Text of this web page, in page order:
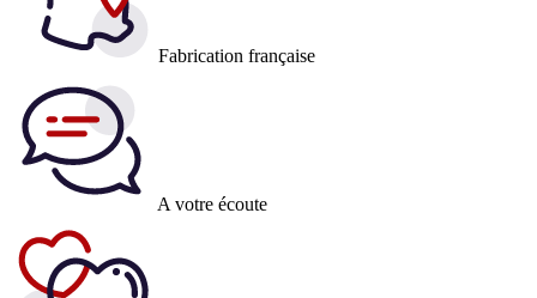
Fabrication française
A votre écoute